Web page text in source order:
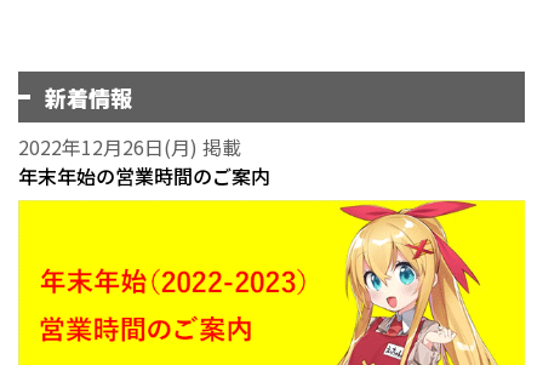
新着情報
2022年12月26日(月) 掲載
年末年始の営業時間のご案内